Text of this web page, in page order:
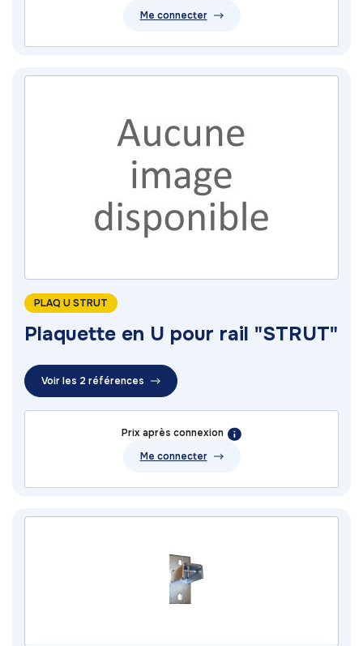
Me connecter
PLAQ U STRUT
Plaquette en U pour rail "STRUT"
Voir les 2 références
Prix après connexion
Me connecter